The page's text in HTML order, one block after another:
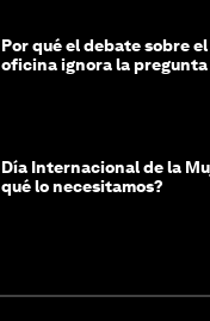
Por qué el debate sobre
oficina ignora la
Día Internacional de la
qué lo necesitamos?